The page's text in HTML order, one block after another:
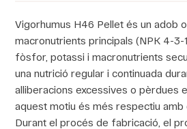
Vigorhumus H46 Pellet és un adob
macronutrients principals (NPK 4-3-
fòsfor, potassi i macronutrients
una nutrició regular i continuada
alliberacions excessives o pèrdues
aquest motiu és més respectiu amb
Durant el procés de fabricació, el